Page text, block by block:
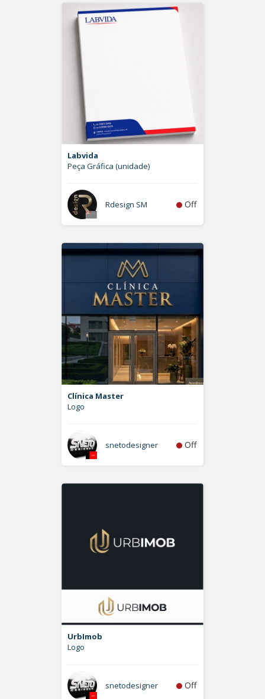
Labvida
Peça Gráfica (unidade)
Rdesign SM Off
Clínica Master
Logo
snetodesigner Off
UrbImob
Logo
snetodesigner Off